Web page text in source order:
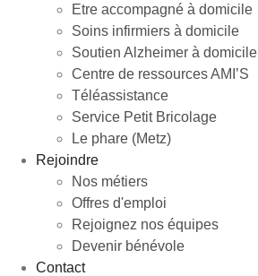
Etre accompagné à domicile
Soins infirmiers à domicile
Soutien Alzheimer à domicile
Centre de ressources AMI’S
Téléassistance
Service Petit Bricolage
Le phare (Metz)
Rejoindre
Nos métiers
Offres d'emploi
Rejoignez nos équipes
Devenir bénévole
Contact